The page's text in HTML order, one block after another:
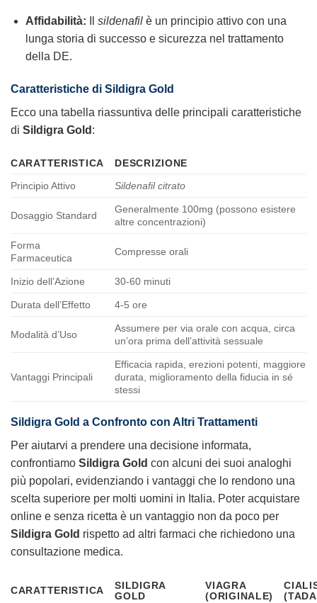
Affidabilità: sildenafilè un principio attivo con una
lunga storia di successo e sicurezza nel trattamento
della DE.
Caratteristiche di Sildigra Gold
Ecco una tabella riassuntiva delle principali caratteristiche
di Sildigra Gold :
CARATTERISTICA
DESCRIZIONE
Principio Attivo
Sildenafil citrato
Dosaggio Standard
Generalmente 100mg (possono esistere
altre concentrazioni)
Forma
Farmaceutica
Compresse orali
Inizio dell’Azione 30-60 minuti
Durata dell’Effetto 4-5 ore
Modalità d’Uso
Assumere per via orale con acqua, circa
un’ora prima dell’attività sessuale
Vantaggi Principali
Efficacia rapida, erezioni potenti, maggiore
durata, miglioramento della fiducia in sé
stessi
Sildigra Gold a Confronto con Altri Trattamenti
Per aiutarvi a prendere una decisione informata,
confrontiamo Sildigra Gold con alcuni dei suoi analoghi
più popolari, evidenziando i vantaggi che lo rendono una
scelta superiore per molti uomini in Italia. Poter acquistare
online e senza ricetta è un vantaggio non da poco per
Sildigra Gold rispetto ad altri farmaci che richiedono una
consultazione medica.
CARATTERISTICA
SILDIGRA
GOLD
VIAGRA
(ORIGINALE)